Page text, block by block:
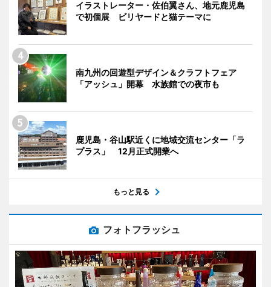
イラストレーター・佐伯翼さん、地元鹿児島
で初個展 ビリヤードと猫テーマに
南九州の回遊型デザイン＆クラフトフェア
「アッシュ」開幕 水族館での夜市も
鹿児島・谷山駅近くに地域交流センター「ラ
プラス」 12月正式開業へ
もっと見る
フォトフラッシュ